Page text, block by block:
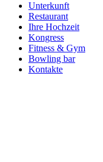
Unterkunft
Restaurant
Ihre Hochzeit
Kongress
Fitness & Gym
Bowling bar
Kontakte